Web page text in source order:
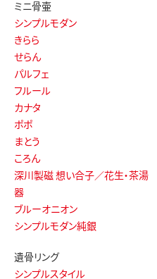
ミニ骨壷
シンプルモダン
きらら
せらん
パルフェ
フルール
カナタ
ポポ
まとう
ころん
深川製磁 想い合子／花生・茶湯
器
ブルーオニオン
シンプルモダン純銀
遺骨リング
シンプルスタイル